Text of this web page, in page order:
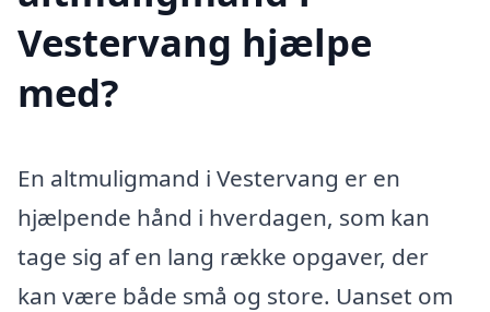
Vestervang hjælpe
med?
En altmuligmand i Vestervang er en
hjælpende hånd i hverdagen, som kan
tage sig af en lang række opgaver, der
kan være både små og store. Uanset om